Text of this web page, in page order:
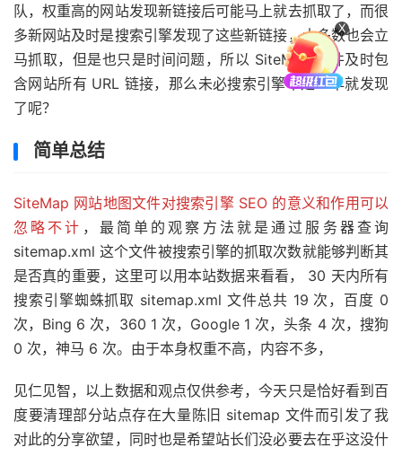
队，权重高的网站发现新链接后可能马上就去抓取了，而很
多新网站及时是搜索引擎发现了这些新链接，大多数也会立
马抓取，但是也只是时间问题，所以 SiteMap 文件及时包
含网站所有 URL 链接，那么未必搜索引擎不是一早就发现
了呢？
简单总结
SiteMap 网站地图文件对搜索引擎 SEO 的意义和作用可以
忽略不计 ，最简单的观察方法就是通过服务器查询
sitemap.xml 这个文件被搜索引擎的抓取次数就能够判断其
是否真的重要，这里可以用本站数据来看看， 30 天内所有
搜索引擎蜘蛛抓取 sitemap.xml 文件总共 19 次，百度 0
次，Bing 6 次，360 1 次，Google 1 次，头条 4 次，搜狗
0 次，神马 6 次。由于本身权重不高，内容不多，
见仁见智，以上数据和观点仅供参考，今天只是恰好看到百
度要清理部分站点存在大量陈旧 sitemap 文件而引发了我
对此的分享欲望，同时也是希望站长们没必要去在乎这没什
X